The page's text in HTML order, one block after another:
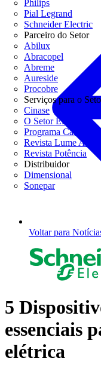
Philips
Pial Legrand
Schneider Electric
Parceiro do Setor
Abilux
Abracopel
Abreme
Aureside
Procobre
Serviços para o
Cinase
O Setor Elétrico
Programa Casa
Revista Lume
Revista Potência
Distribuidor
Dimensional
Sonepar
Voltar para
5
essenciais
elétrica